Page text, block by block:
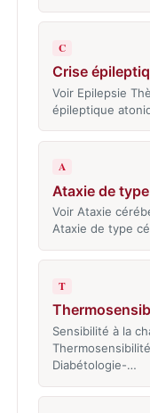
C
Crise
Voir Epilepsie
épileptique
A
Ataxie de
Voir Ataxie
Ataxie de type
T
Sensibilité à la
Diabétologie-…